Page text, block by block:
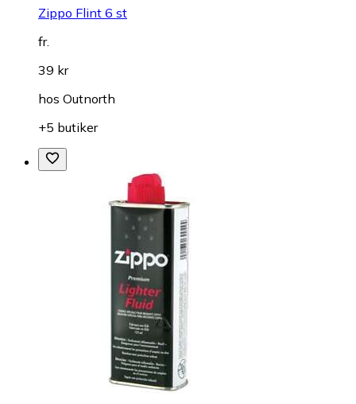
Zippo Flint 6 st
fr.
39 kr
hos Outnorth
+5 butiker